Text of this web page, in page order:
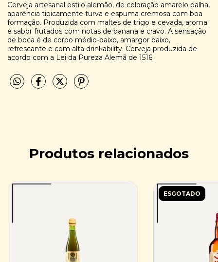
Cerveja artesanal estilo alemão, de coloração amarelo palha,
aparência tipicamente turva e espuma cremosa com boa
formação. Produzida com maltes de trigo e cevada, aroma
e sabor frutados com notas de banana e cravo. A sensação
de boca é de corpo médio-baixo, amargor baixo,
refrescante e com alta drinkability. Cerveja produzida de
acordo com a Lei da Pureza Alemã de 1516.
Produtos relacionados
ESGOTADO